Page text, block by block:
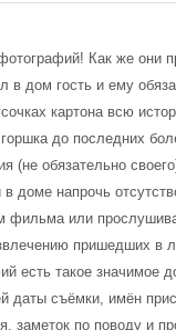
Как же они
в дом гость и ему
картона всю
до последних
(не обязательно
доме напрочь
фильма или
пришедших в
такое значимое
даты съёмки, имён
заметок по поводу и